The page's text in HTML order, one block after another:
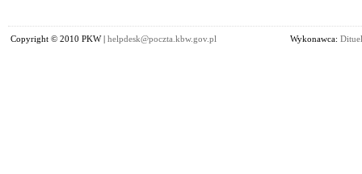
Copyright © 2010 PKW | helpdesk@poczta.kbw.gov.pl Wykonawca: